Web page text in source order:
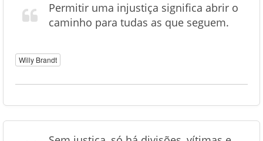
Permitir uma injustiça significa abrir o
caminho para tudas as que seguem.
Willy Brandt